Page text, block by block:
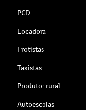
PCD
Locadora
Frotistas
Taxistas
Produtor rural
Autoescolas